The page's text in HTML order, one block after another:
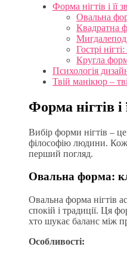
Форма нігтів і її
Овальна
Квадратна
Гострі
Кругла
Психологія
Твій манікюр –
Форма нігтів і
Вибір форми нігтів –
філософію людини.
перший погляд.
Овальна форма:
Овальна форма нігтів
спокій і традиції. Ця
хто шукає баланс між
Особливості: